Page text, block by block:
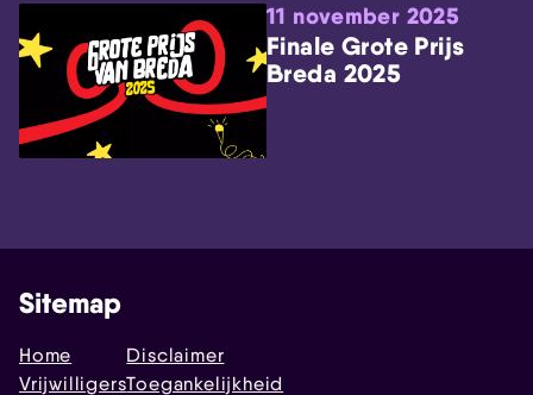
11 november 2025
Finale Grote Prijs
Breda 2025
Sitemap
Home
Vrijwilligers
Disclaimer
Toegankelijkheid